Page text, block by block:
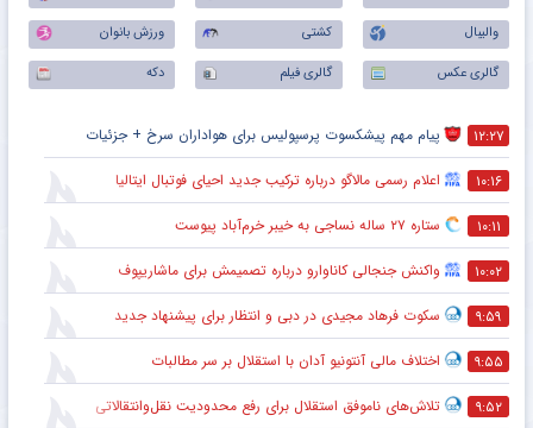
والیبال
کشتی
ورزش بانوان
گالری عکس
گالری فیلم دکه
۱۲:۲۷ پیام مهم پیشکسوت پرسپولیس برای هواداران سرخ + جزئیات
۱۰:۱۶ اعلام رسمی مالاگو درباره ترکیب جدید احیای فوتبال ایتالیا
۱۰:۱۱ ستاره ۲۷ ساله نساجی به خیبر خرم‌آباد پیوست
۱۰:۰۲ واکنش جنجالی کاناوارو درباره تصمیمش برای ماشاریپوف
۹:۵۹ سکوت فرهاد مجیدی در دبی و انتظار برای پیشنهاد جدید
۹:۵۵ اختلاف مالی آنتونیو آدان با استقلال بر سر مطالبات
۹:۵۲ تلاش‌های ناموفق استقلال برای رفع محدودیت نقل‌وانتقالاتی